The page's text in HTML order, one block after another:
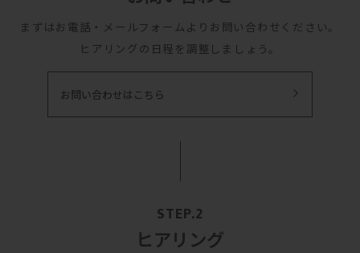
まずはお電話・メールフォームよりお問い合わせください。
ヒアリングの日程を調整しましょう。
お問い合わせはこちら
ヒアリング